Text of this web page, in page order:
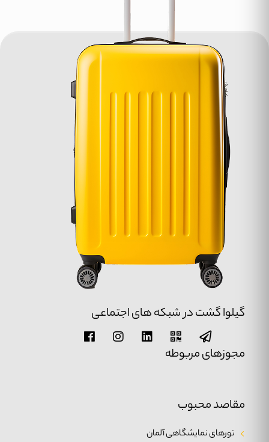
مقاصد محبوب
تورهای نمایشگاهی آلمان
گیلوا گشت در شبکه های اجتماعی
مجوزهای مربوطه